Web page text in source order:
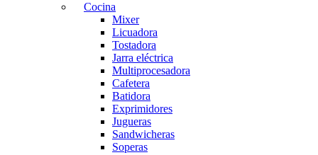
Cocina
Mixer
Licuadora
Tostadora
Jarra eléctrica
Multiprocesadora
Cafetera
Batidora
Exprimidores
Jugueras
Sandwicheras
Soperas